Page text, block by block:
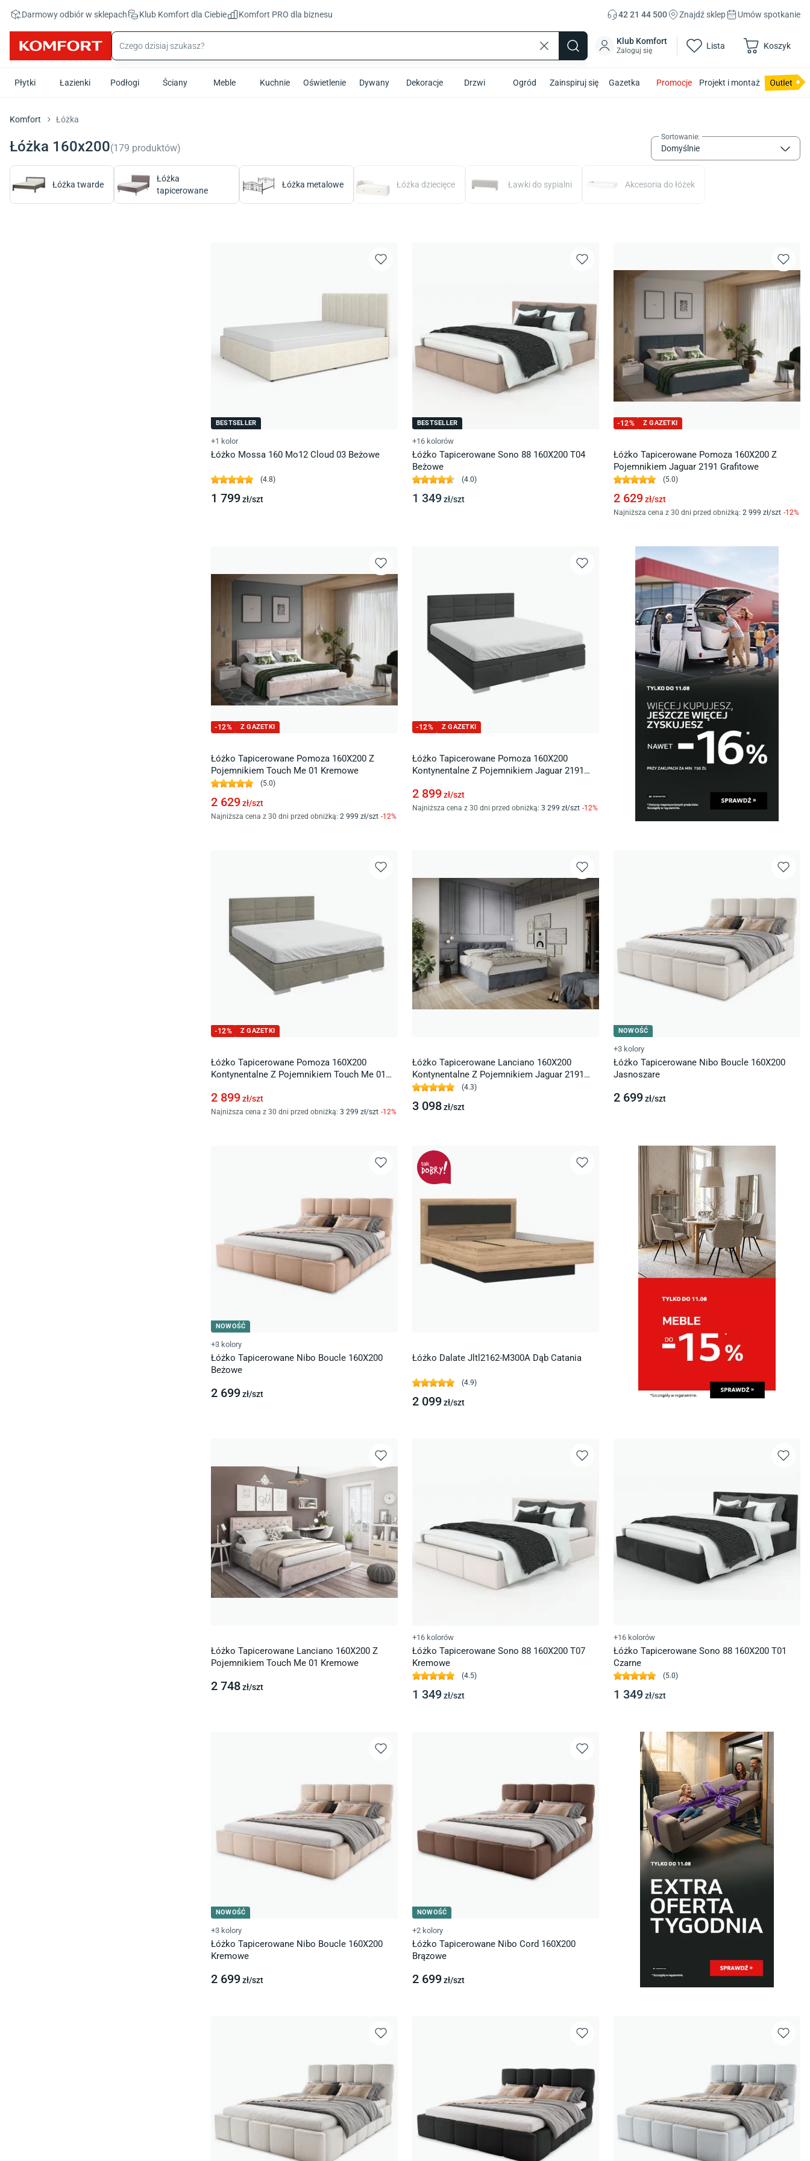
Darmowy odbiór w sklepach Klub Komfort dla Ciebie Komfort PRO dla biznesu 42 21 44 500 Znajdź sklep Umów spotkanie
Klub Komfort
Zaloguj się Lista Koszyk
Płytki Łazienki Podłogi Ściany Meble Kuchnie Oświetlenie Dywany Dekoracje Drzwi Ogród Zainspiruj się Gazetka Promocje Projekt i montaż
Komfort Łóżka
Łóżka 160x200(179 produktów)
Sortowanie:
Domyślnie
Łóżka twarde
Łóżka
tapicerowane
Łóżka metalowe Łóżka dziecięce Ławki do sypialni Akcesoria do łóżek
BESTSELLER
+1 kolor
Łóżko Mossa 160 Mo12 Cloud 03 Beżowe
(4.8)
1 799zł/szt
BESTSELLER
+16 kolorów
Łóżko Tapicerowane Sono 88 160X200 T04
Beżowe
(4.0)
1 349zł/szt
-12% Z GAZETKI
Łóżko Tapicerowane Pomoza 160X200 Z
Pojemnikiem Jaguar 2191 Grafitowe
(5.0)
2 629zł/szt
Najniższa cena z 30 dni przed obniżką: 2 999 zł/szt -12%
-12% Z GAZETKI
Łóżko Tapicerowane Pomoza 160X200 Z
Pojemnikiem Touch Me 01 Kremowe
(5.0)
2 629zł/szt
Najniższa cena z 30 dni przed obniżką: 2 999 zł/szt -12%
-12% Z GAZETKI
Łóżko Tapicerowane Pomoza 160X200
Kontynentalne Z Pojemnikiem Jaguar 2191
2 899zł/szt
Najniższa cena z 30 dni przed obniżką: 3 299 zł/szt -12%
-12% Z GAZETKI
Łóżko Tapicerowane Pomoza 160X200
Kontynentalne Z Pojemnikiem Touch Me 01
2 899zł/szt
Najniższa cena z 30 dni przed obniżką: 3 299 zł/szt -12%
Łóżko Tapicerowane Lanciano 160X200
Kontynentalne Z Pojemnikiem Jaguar 2191
Grafitowe
(4.3)
3 098zł/szt
NOWOŚĆ
+3 kolory
Łóżko Tapicerowane Nibo Boucle 160X200
Jasnoszare
2 699zł/szt
NOWOŚĆ
+3 kolory
Łóżko Tapicerowane Nibo Boucle 160X200
Beżowe
2 699zł/szt
Łóżko Dalate Jltl2162-M300A Dąb Catania
(4.9)
2 099zł/szt
Łóżko Tapicerowane Lanciano 160X200 Z
Pojemnikiem Touch Me 01 Kremowe
2 748zł/szt
+16 kolorów
Łóżko Tapicerowane Sono 88 160X200 T07
Kremowe
(4.5)
1 349zł/szt
+16 kolorów
Łóżko Tapicerowane Sono 88 160X200 T01
Czarne
(5.0)
1 349zł/szt
NOWOŚĆ
+3 kolory
Łóżko Tapicerowane Nibo Boucle 160X200
Kremowe
2 699zł/szt
NOWOŚĆ
+2 kolory
Łóżko Tapicerowane Nibo Cord 160X200
Brązowe
2 699zł/szt